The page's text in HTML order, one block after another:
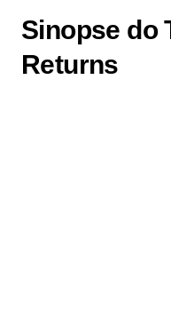
Sinopse do
Returns